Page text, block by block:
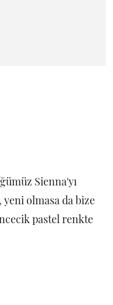
Sienna'yı
olmasa da bize
pastel renkte